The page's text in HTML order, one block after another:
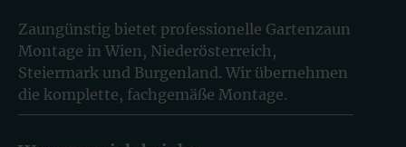
Zaungünstig bietet professionelle Gartenzaun
Montage in Wien, Niederösterreich,
Steiermark und Burgenland. Wir übernehmen
die komplette, fachgemäße Montage.